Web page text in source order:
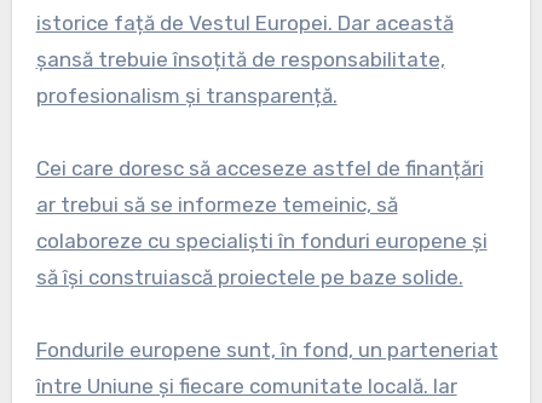
istorice față de Vestul Europei. Dar această
șansă trebuie însoțită de responsabilitate,
profesionalism și transparență.
Cei care doresc să acceseze astfel de finanțări
ar trebui să se informeze temeinic, să
colaboreze cu specialiști în fonduri europene și
să își construiască proiectele pe baze solide.
Fondurile europene sunt, în fond, un parteneriat
între Uniune și fiecare comunitate locală. Iar